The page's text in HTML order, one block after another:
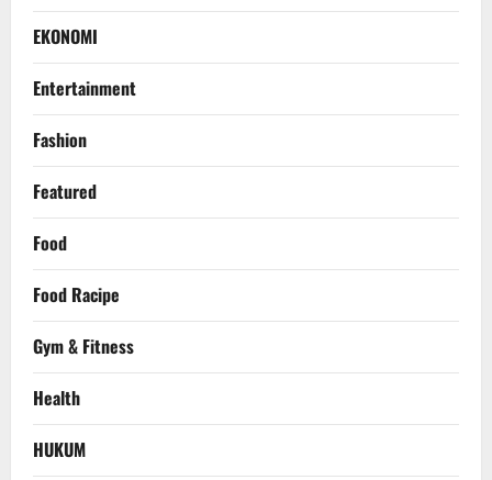
EKONOMI
Entertainment
Fashion
Featured
Food
Food Racipe
Gym & Fitness
Health
HUKUM